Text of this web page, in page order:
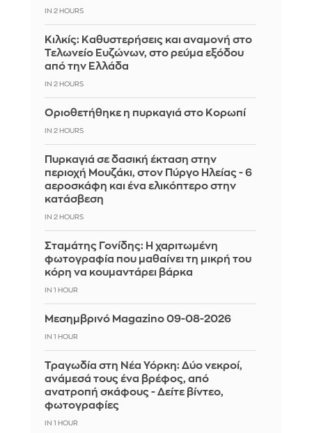
IN 2 HOURS
Κιλκίς: Καθυστερήσεις και αναμονή στο
Τελωνείο Ευζώνων, στο ρεύμα εξόδου
από την Ελλάδα
IN 2 HOURS
Οριοθετήθηκε η πυρκαγιά στο Κορωπί
IN 2 HOURS
Πυρκαγιά σε δασική έκταση στην
περιοχή Μουζάκι, στον Πύργο Ηλείας - 6
αεροσκάφη και ένα ελικόπτερο στην
κατάσβεση
IN 2 HOURS
Σταμάτης Γονίδης: Η χαριτωμένη
φωτογραφία που μαθαίνει τη μικρή του
κόρη να κουμαντάρει βάρκα
IN 1 HOUR
Μεσημβρινό Magazino 09-08-2026
IN 1 HOUR
Τραγωδία στη Νέα Υόρκη: Δύο νεκροί,
ανάμεσά τους ένα βρέφος, από
ανατροπή σκάφους - Δείτε βίντεο,
φωτογραφίες
IN 1 HOUR